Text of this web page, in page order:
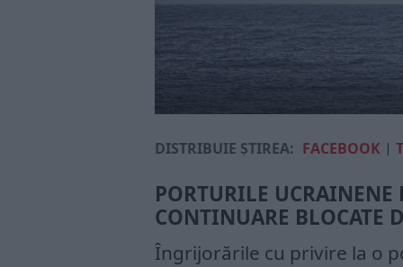
DISTRIBUIE ȘTIREA: FACEBOOK |
PORTURILE
CONTINUARE BLOCATE
Îngrijorările cu privire la o